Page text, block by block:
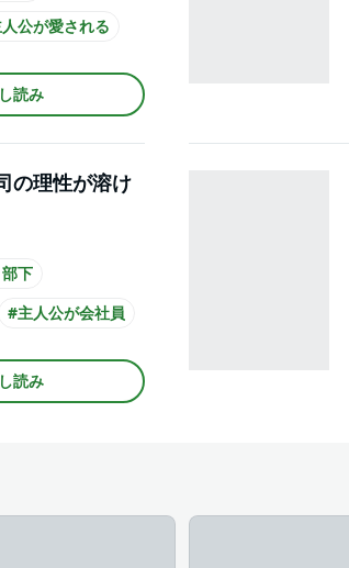
公が愛される
読み
の理性が溶け
下
#主人公が会社員
読み